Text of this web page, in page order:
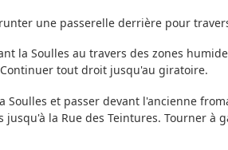
une passerelle derrière pour
la Soulles au travers des zones
tout droit jusqu'au giratoire.
et passer devant l'ancienne
la Rue des Teintures. Tourner à